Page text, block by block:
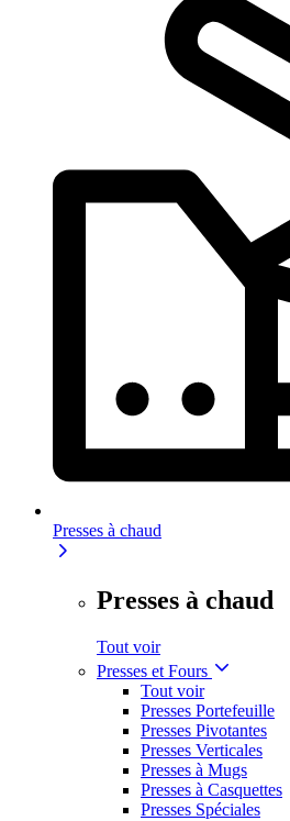
Presses à chaud
Presses à chaud
Tout voir
Presses et Fours
Tout voir
Presses Portefeuille
Presses Pivotantes
Presses Verticales
Presses à Mugs
Presses à Casquettes
Presses Spéciales